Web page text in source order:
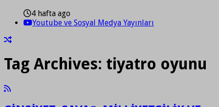
4 hafta ago
Youtube ve Sosyal Medya Yayınları
Tag Archives: tiyatro oyunu